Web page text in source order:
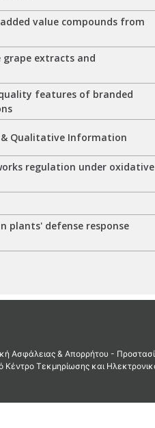
value compounds from
extracts and
features of branded
& Qualitative Information
regulation under oxidative
plants' defense response